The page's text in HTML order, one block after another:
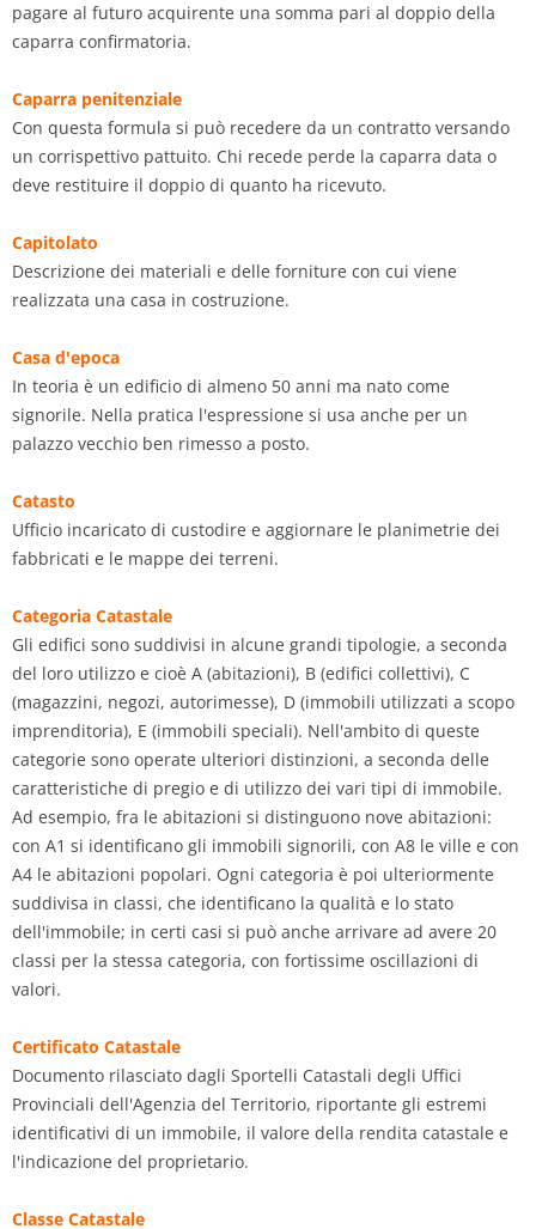
pagare al futuro acquirente una somma pari al doppio della
caparra confirmatoria.
Caparra penitenziale
Con questa formula si può recedere da un contratto versando
un corrispettivo pattuito. Chi recede perde la caparra data o
deve restituire il doppio di quanto ha ricevuto.
Capitolato
Descrizione dei materiali e delle forniture con cui viene
realizzata una casa in costruzione.
Casa d'epoca
In teoria è un edificio di almeno 50 anni ma nato come
signorile. Nella pratica l'espressione si usa anche per un
palazzo vecchio ben rimesso a posto.
Catasto
Ufficio incaricato di custodire e aggiornare le planimetrie dei
fabbricati e le mappe dei terreni.
Categoria Catastale
Gli edifici sono suddivisi in alcune grandi tipologie, a seconda
del loro utilizzo e cioè A (abitazioni), B (edifici collettivi), C
(magazzini, negozi, autorimesse), D (immobili utilizzati a scopo
imprenditoria), E (immobili speciali). Nell'ambito di queste
categorie sono operate ulteriori distinzioni, a seconda delle
caratteristiche di pregio e di utilizzo dei vari tipi di immobile.
Ad esempio, fra le abitazioni si distinguono nove abitazioni:
con A1 si identificano gli immobili signorili, con A8 le ville e con
A4 le abitazioni popolari. Ogni categoria è poi ulteriormente
suddivisa in classi, che identificano la qualità e lo stato
dell'immobile; in certi casi si può anche arrivare ad avere 20
classi per la stessa categoria, con fortissime oscillazioni di
valori.
Certificato Catastale
Documento rilasciato dagli Sportelli Catastali degli Uffici
Provinciali dell'Agenzia del Territorio, riportante gli estremi
identificativi di un immobile, il valore della rendita catastale e
l'indicazione del proprietario.
Classe Catastale